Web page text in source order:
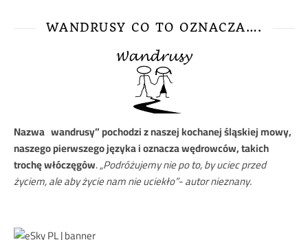
WANDRUSY CO TO OZNACZA….
Nazwa„wandrusy” pochodzi z naszej kochanej śląskiej mowy,
naszego pierwszego języka i oznacza wędrowców, takich
trochę włóczęgów.„Podróżujemy nie po to, by uciec przed
życiem, ale aby życie nam nie uciekło”- autor nieznany.